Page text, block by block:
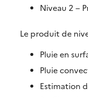
Niveau 2 –
Le produit de
Pluie en
Pluie
Estimation